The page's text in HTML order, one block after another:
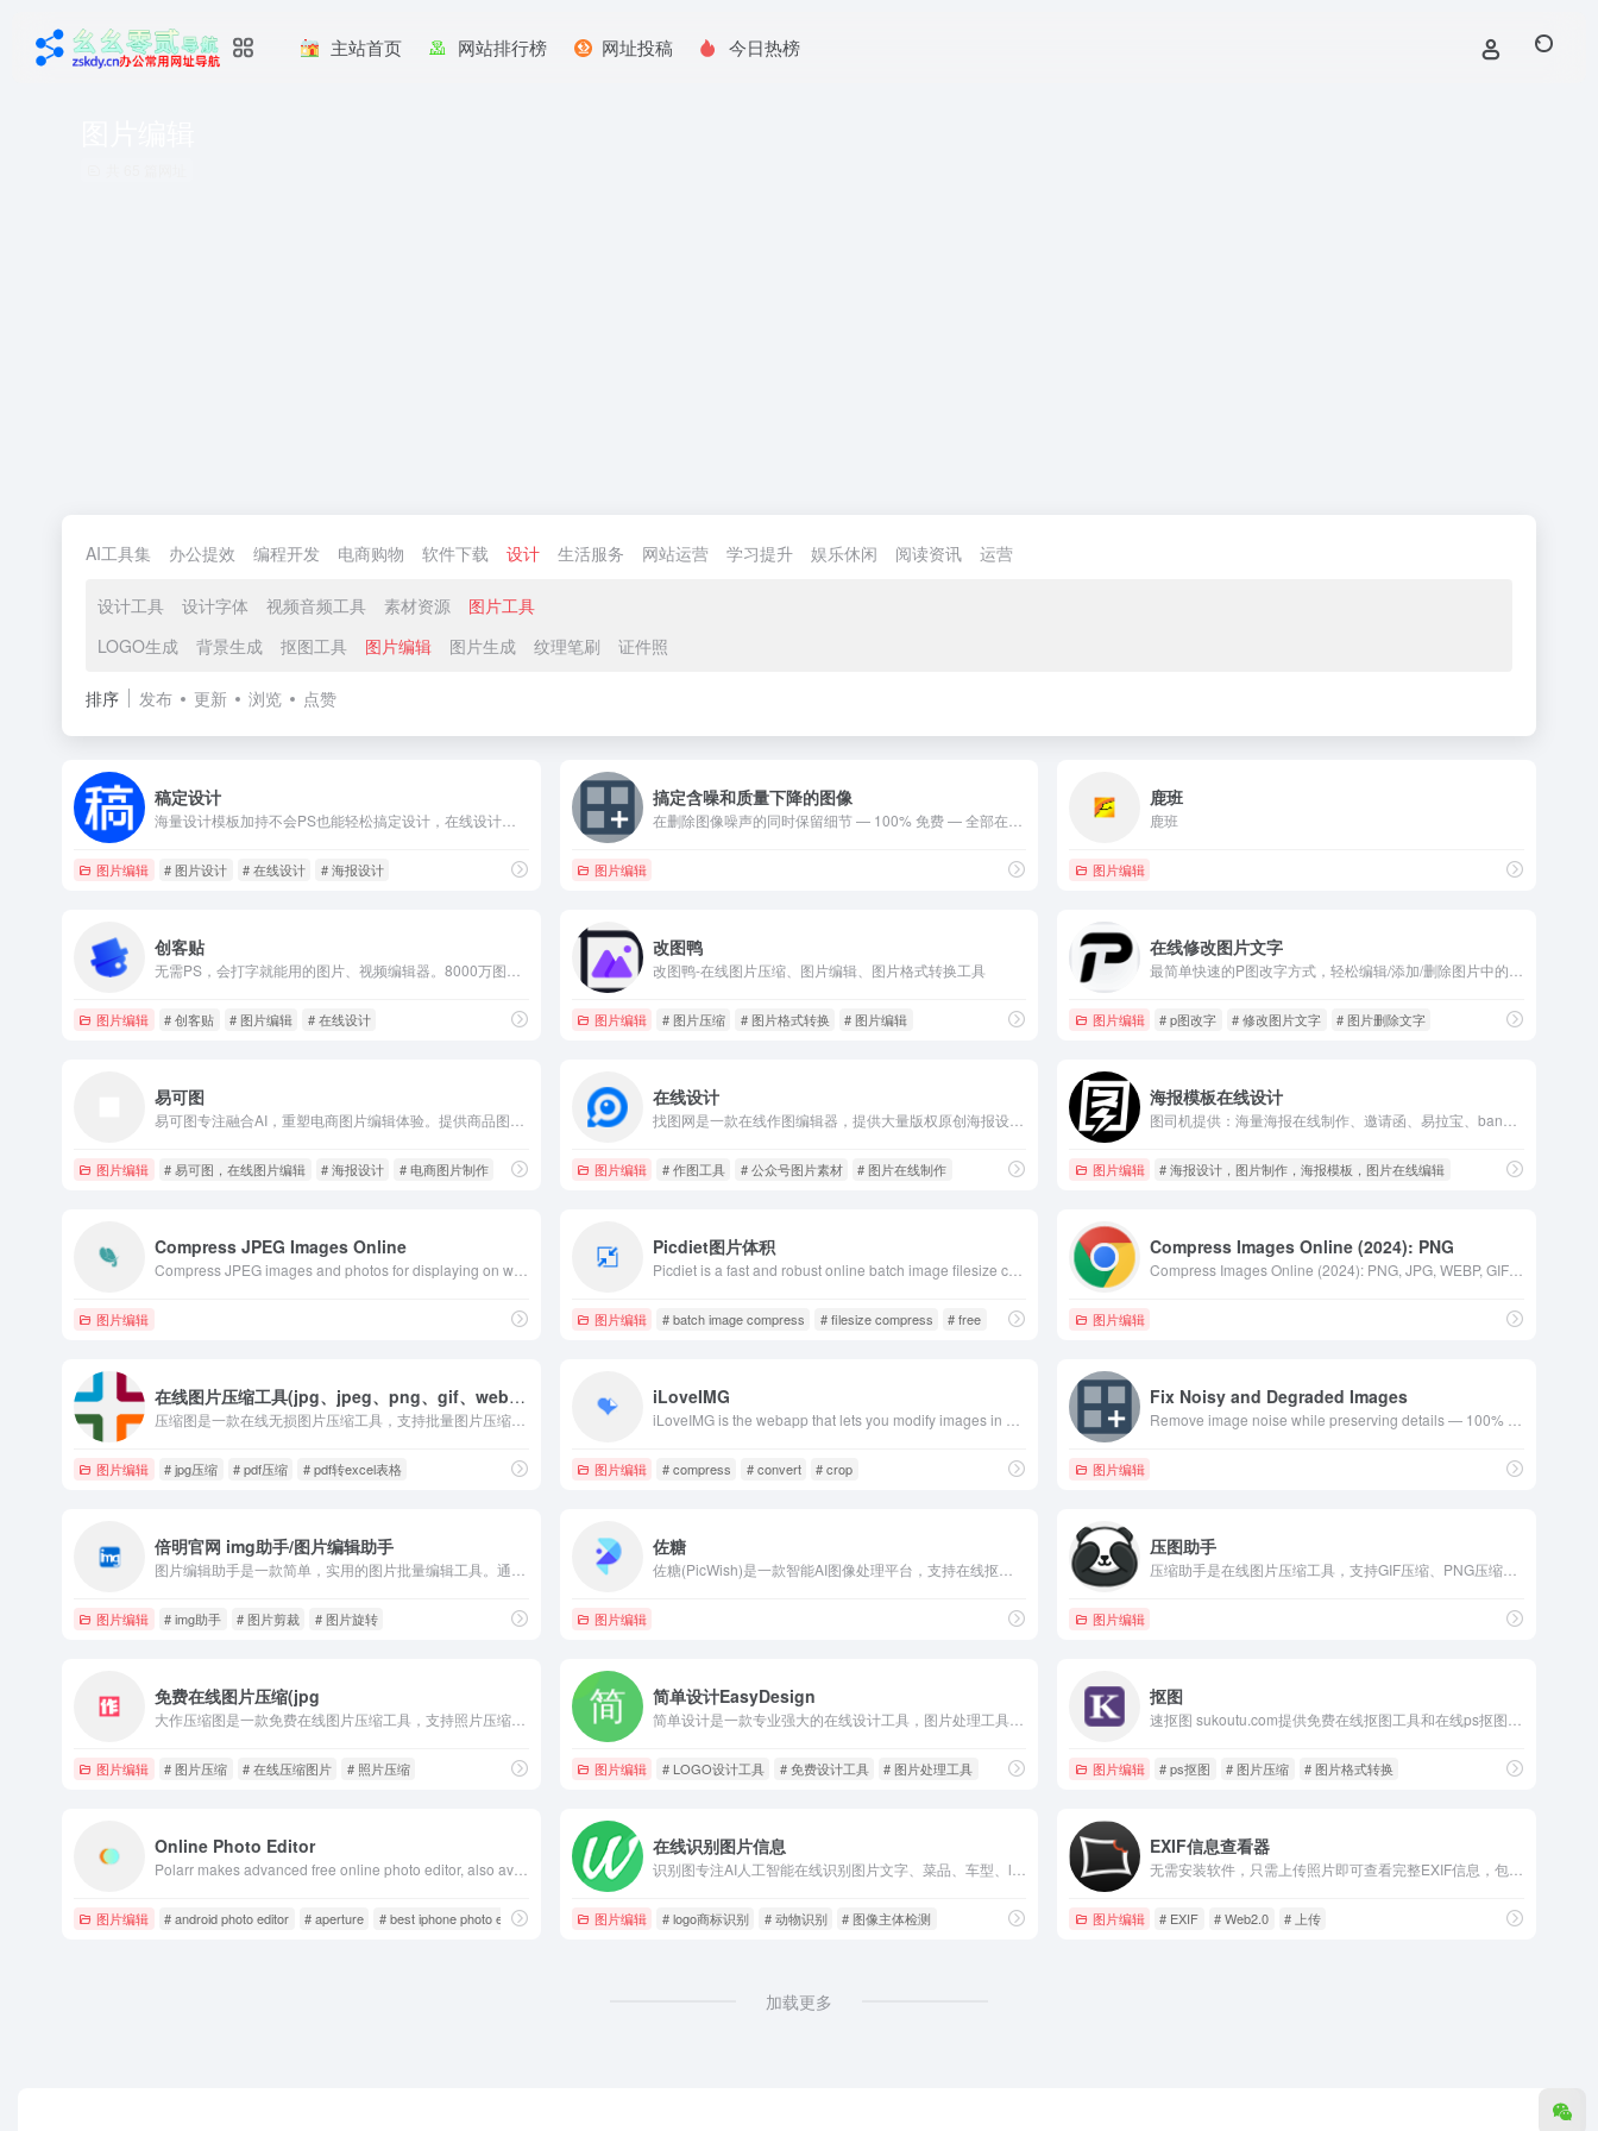
主站首页 网站排行榜 网址投稿 今日热榜
AI工具集 办公提效 编程开发 电商购物 软件下载 设计 生活服务 网站运营 学习提升 娱乐休闲 阅读资讯 运营
设计工具 设计字体 视频音频工具 素材资源
图片工具
LOGO生成
背景生成 抠图工具 图片编辑 图片生成 纹理笔刷 证件照
排序 发布 更新 浏览 点赞
稿定设计
图片编辑 # 图片设计 # 在线设计 # 海报设计
搞定含噪和质量下降的图像
图片编辑
鹿班
鹿班
图片编辑
创客贴
图片编辑 # 创客贴 # 图片编辑 # 在线设计
改图鸭
改图鸭-在线图片压缩、图片编辑、图片格式转换工具
图片编辑 # 图片压缩 # 图片格式转换 # 图片编辑
在线修改图片文字
图片编辑 # p图改字 # 修改图片文字 # 图片删除文字
易可图
图片编辑 # 易可图，在线图片编辑 # 海报设计 # 电商图片制作
在线设计
图片编辑 # 作图工具 # 公众号图片素材 # 图片在线制作
海报模板在线设计
图片编辑 # 海报设计，图片制作，海报模板，图片在线编辑
Compress JPEG Images Online
图片编辑
Picdiet图片体积
Picdiet is a fast and robust online batch image filesize compressor written in JavaScript, images are compressed in your browser, completely free
图片编辑 # batch image compress # filesize compress # free
Compress Images Online (2024): PNG
图片编辑
在线图片压缩工具(jpg、jpeg、png、gif、webp、tiff)无损压缩90%
图片编辑 # jpg压缩 # pdf压缩 # pdf转excel表格
iLoveIMG
图片编辑 # compress # convert # crop
Fix Noisy and Degraded Images
图片编辑
倍明官网 img助手/图片编辑助手
图片编辑 # img助手 # 图片剪裁 # 图片旋转
佐糖
佐糖(PicWish)是一款智能AI图像处理平台，支持在线抠图、去水印、模糊照片变清晰、无损放大、图片裁剪、图片压缩和黑白照片上色等功能，一键就能制作出精美图片，提高图片编辑效率。
图片编辑
压图助手
图片编辑
免费在线图片压缩(jpg
图片编辑 # 图片压缩 # 在线压缩图片 # 照片压缩
简单设计EasyDesign
图片编辑 # LOGO设计工具 # 免费设计工具 # 图片处理工具
抠图
图片编辑 # ps抠图 # 图片压缩 # 图片格式转换
Online Photo Editor
图片编辑 # android photo editor # aperture # best iphone photo editor
在线识别图片信息
图片编辑 # logo商标识别 # 动物识别 # 图像主体检测
EXIF信息查看器
图片编辑 # EXIF # Web2.0 # 上传
加载更多